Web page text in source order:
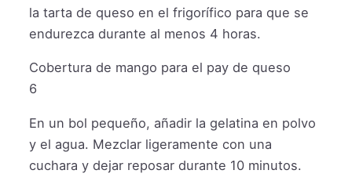
la tarta de queso en el frigorífico para que se
endurezca durante al menos 4 horas.
Cobertura de mango para el pay de queso
6
En un bol pequeño, añadir la gelatina en polvo
y el agua. Mezclar ligeramente con una
cuchara y dejar reposar durante 10 minutos.